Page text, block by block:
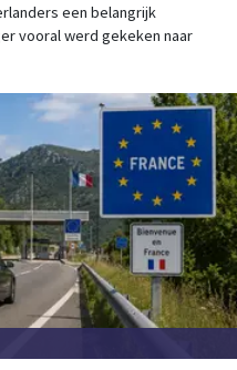
een belangrijk
vooral werd gekeken naar